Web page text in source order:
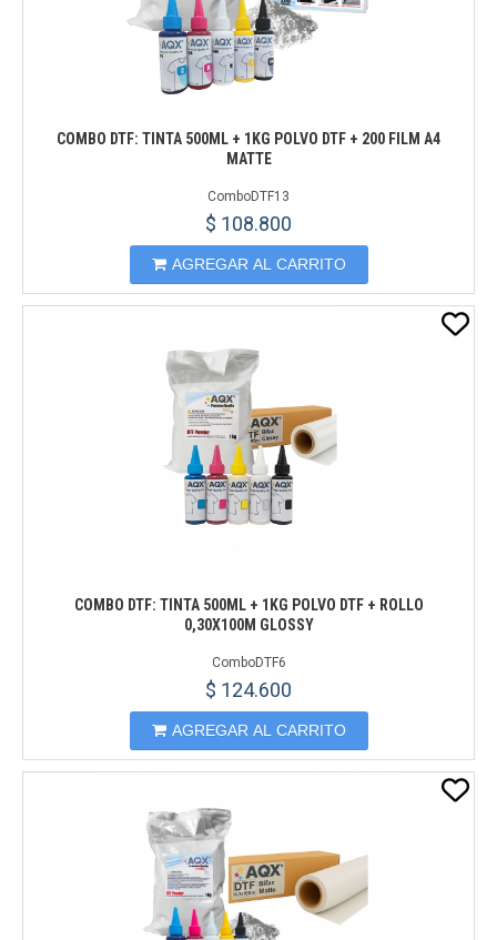
COMBO DTF: TINTA 500ML + 1KG POLVO DTF + 200 FILM A4
MATTE
ComboDTF13
$ 108.800
AGREGAR AL CARRITO
COMBO DTF: TINTA 500ML + 1KG POLVO DTF + ROLLO
0,30X100M GLOSSY
ComboDTF6
$ 124.600
AGREGAR AL CARRITO